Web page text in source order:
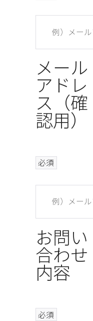
メール
アドレ
ス（確
認用）
必須
お問い
合わせ
内容
必須